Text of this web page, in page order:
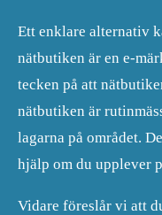
Ett enklare alternativ
nätbutiken är en e-
tecken på att
nätbutiken är
lagarna på området.
hjälp om du upplever
Vidare föreslår vi att